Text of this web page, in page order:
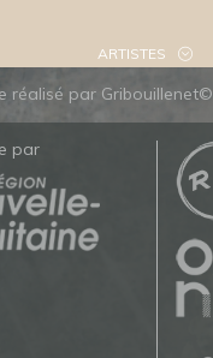
ARTISTES
réalisé par Gribouillenet©
par